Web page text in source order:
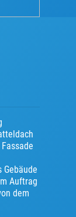
Auftrag
dem